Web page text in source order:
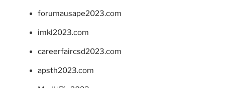
forumausape2023.com
imkl2023.com
careerfaircsd2023.com
apsth2023.com